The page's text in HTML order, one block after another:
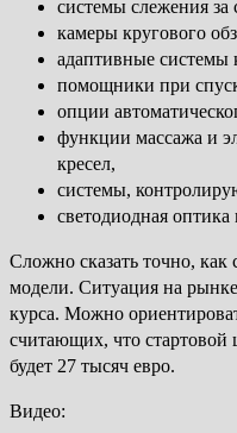
системы слежения
камеры кругового
адаптивные системы
помощники при
опции
функции массажа и
кресел,
системы,
светодиодная оптика
Сложно сказать точно, как
модели. Ситуация на
курса. Можно
считающих, что стартовой
будет 27 тысяч евро.
Видео: